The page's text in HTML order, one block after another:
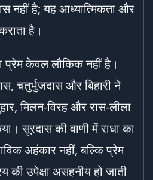
नहीं है; यह आध्यात्मिकता और
है।
प्रेम केवल लौकिक नहीं है।
चतुर्भुजदास और बिहारी ने
मिलन-विरह और रास-लीला
सूरदास की वाणी में राधा का
अहंकार नहीं, बल्कि प्रेम
की उपेक्षा असहनीय हो जाती